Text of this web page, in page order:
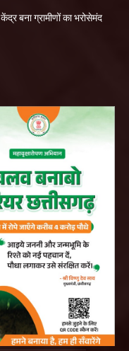
बना ग्रामीणों का भरोसेमंद